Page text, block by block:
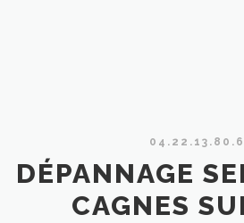
DÉPANNAGE
CAGNES